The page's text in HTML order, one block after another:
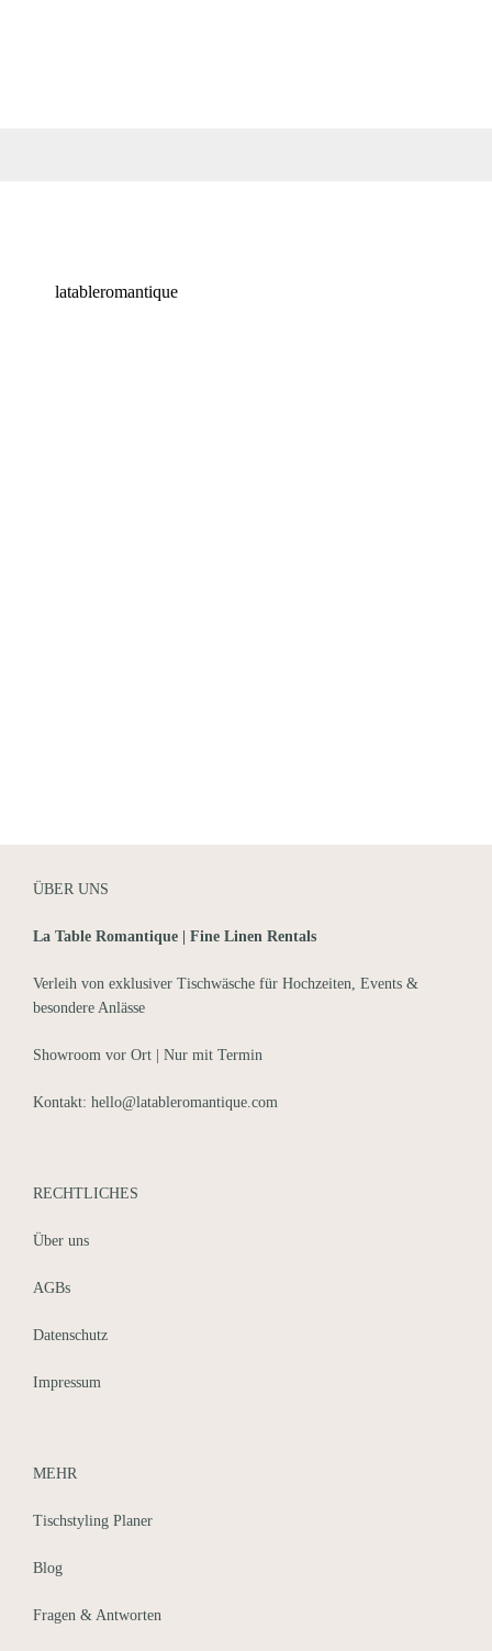
latableromantique
ÜBER UNS
La Table Romantique | Fine Linen Rentals
Verleih von exklusiver Tischwäsche für Hochzeiten, Events &
besondere Anlässe
Showroom vor Ort | Nur mit Termin
Kontakt: hello@latableromantique.com
RECHTLICHES
Über uns
AGBs
Datenschutz
Impressum
MEHR
Tischstyling Planer
Blog
Fragen & Antworten